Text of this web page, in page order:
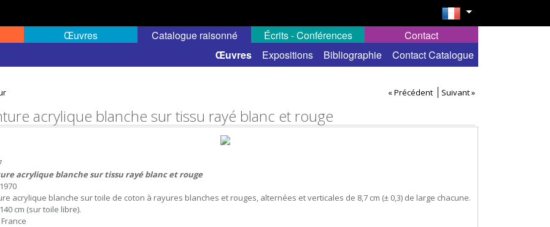
Œuvres
public
Catalogue raisonné
Œuvres Expositions Bibliographie Contact Catalogue
Écrits - Conférences Contact
« Précédent Suivant »
acrylique blanche sur tissu rayé blanc et rouge
acrylique blanche sur tissu rayé blanc et rouge
acrylique blanche sur toile de coton à rayures blanches et rouges, alternées et verticales de 8,7 cm (± 0,3) de large chacune.
cm (sur toile libre).